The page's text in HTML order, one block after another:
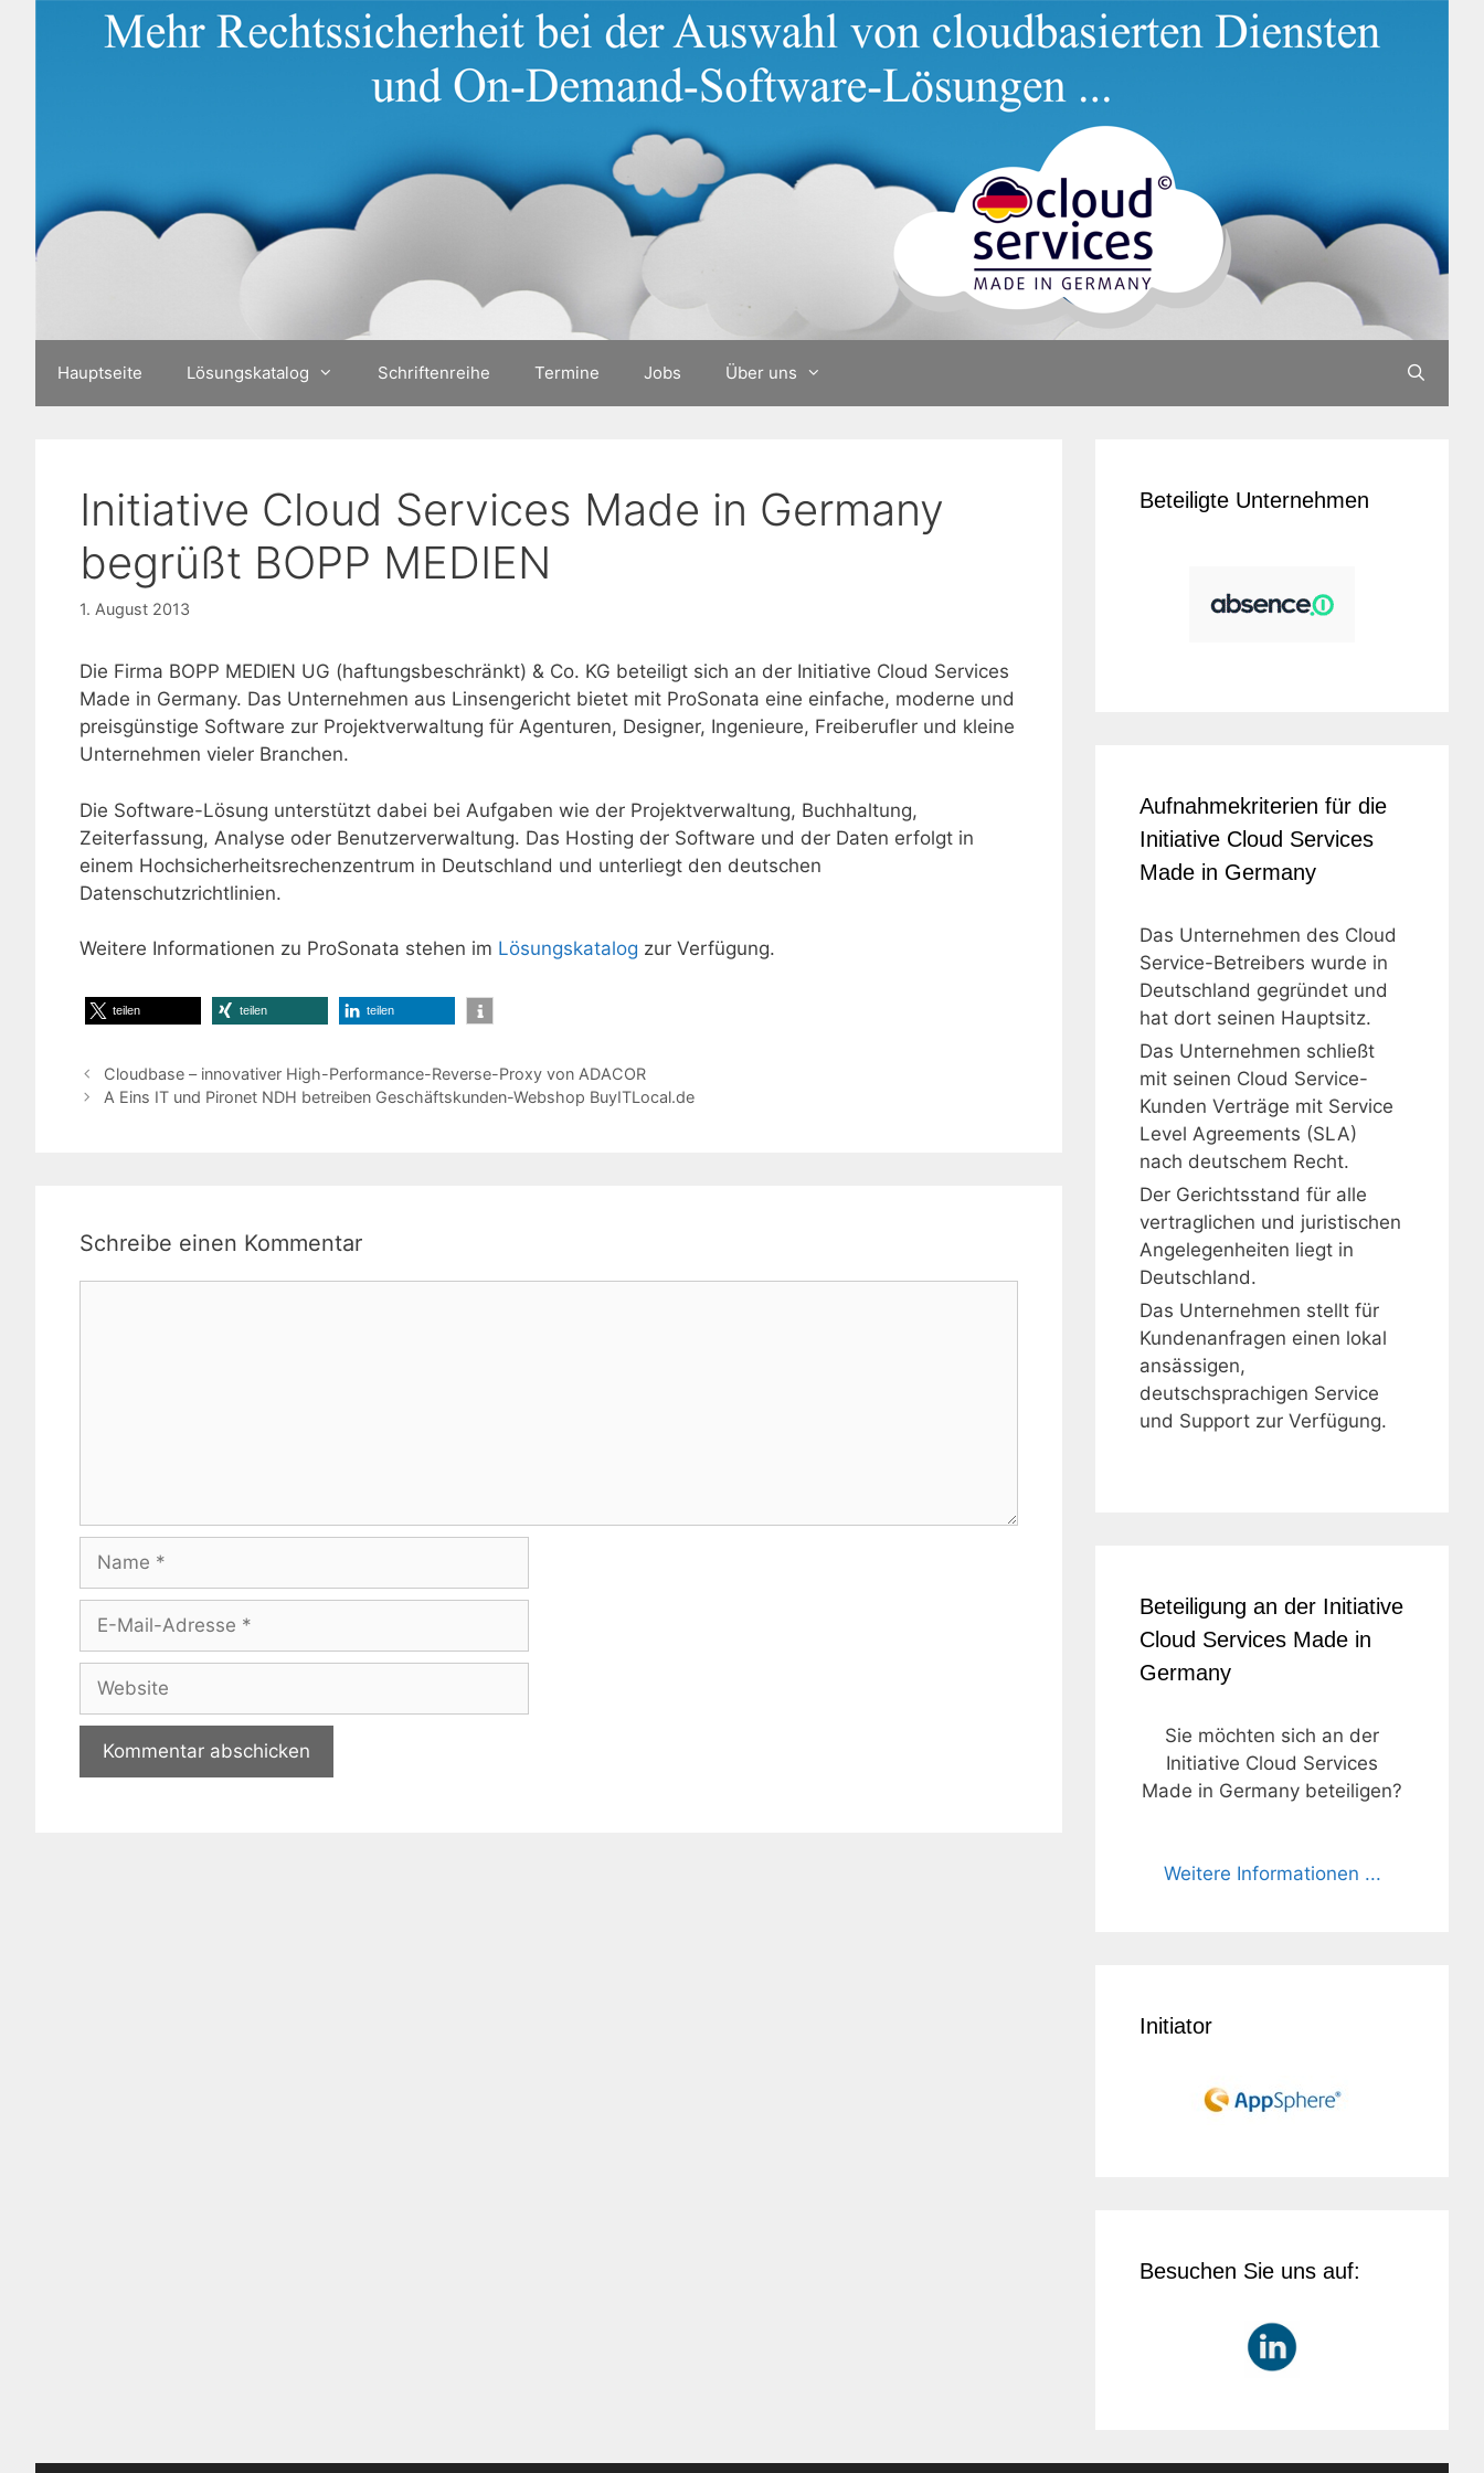
Hauptseite Lösungskatalog Schriftenreihe Termine Jobs Über uns
Initiative Cloud Services Made in Germany
begrüßt BOPP MEDIEN
1. August 2013
Die Firma BOPP MEDIEN UG (haftungsbeschränkt) & Co. KG beteiligt sich an der Initiative Cloud Services
Made in Germany. Das Unternehmen aus Linsengericht bietet mit ProSonata eine einfache, moderne und
preisgünstige Software zur Projektverwaltung für Agenturen, Designer, Ingenieure, Freiberufler und kleine
Unternehmen vieler Branchen.
Die Software-Lösung unterstützt dabei bei Aufgaben wie der Projektverwaltung, Buchhaltung,
Zeiterfassung, Analyse oder Benutzerverwaltung. Das Hosting der Software und der Daten erfolgt in
einem Hochsicherheitsrechenzentrum in Deutschland und unterliegt den deutschen
Datenschutzrichtlinien.
Weitere Informationen zu ProSonata stehen im Lösungskatalog zur Verfügung.
teilen teilen teilen
Cloudbase – innovativer High-Performance-Reverse-Proxy von ADACOR
A Eins IT und Pironet NDH betreiben Geschäftskunden-Webshop BuyITLocal.de
Schreibe einen Kommentar
Mail-
Adresse
Beteiligte Unternehmen
Aufnahmekriterien für die
Initiative Cloud Services
Made in Germany
Das Unternehmen des Cloud
Service-Betreibers wurde in
Deutschland gegründet und
hat dort seinen Hauptsitz.
Das Unternehmen schließt
mit seinen Cloud Service-
Kunden Verträge mit Service
Level Agreements (SLA)
nach deutschem Recht.
Der Gerichtsstand für alle
vertraglichen und juristischen
Angelegenheiten liegt in
Deutschland.
Das Unternehmen stellt für
Kundenanfragen einen lokal
ansässigen,
deutschsprachigen Service
und Support zur Verfügung.
Beteiligung an der Initiative
Cloud Services Made in
Germany
Sie möchten sich an der
Initiative Cloud Services
Made in Germany beteiligen?
Weitere Informationen ...
Initiator
Besuchen Sie uns auf: